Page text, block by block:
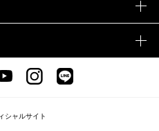
シャルサイト